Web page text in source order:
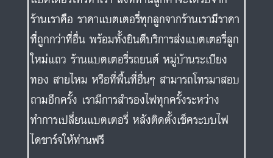
ร้านเราคือ ราคาแบตเตอรี่ทุกลูกจากร้านเรามีราคา
ที่ถูกกว่าที่อื่น พร้อมทั้งยินดีบริการส่งแบตเตอรี่ลูก
ใหม่แถว ร้านแบตเตอรี่รถยนต์ หมู่บ้านระเบียง
ทอง สายไหม หรือที่พื้นที่อื่นๆ สามารถโทรมาสอบ
ถามอีกครั้ง เรามีการสำรองไฟทุกครั้งระหว่าง
ทำการเปลี่ยนแบตเตอรี่ หลังติดตั้งเช็คระบบไฟ
ไดชาร์จให้ท่านฟรี